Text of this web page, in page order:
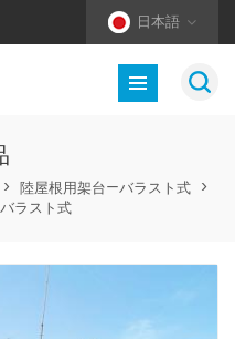
日本語
> 陸屋根用架台—バラスト式 >
ラスト式